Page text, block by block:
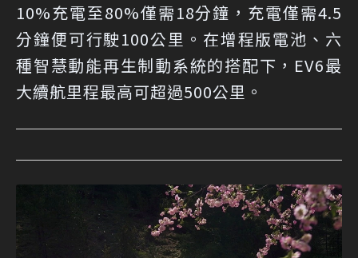
10%充電至80%僅需18分鐘，充電僅需4.5
分鐘便可行駛100公里。在增程版電池、六
種智慧動能再生制動系統的搭配下，EV6最
大續航里程最高可超過500公里。